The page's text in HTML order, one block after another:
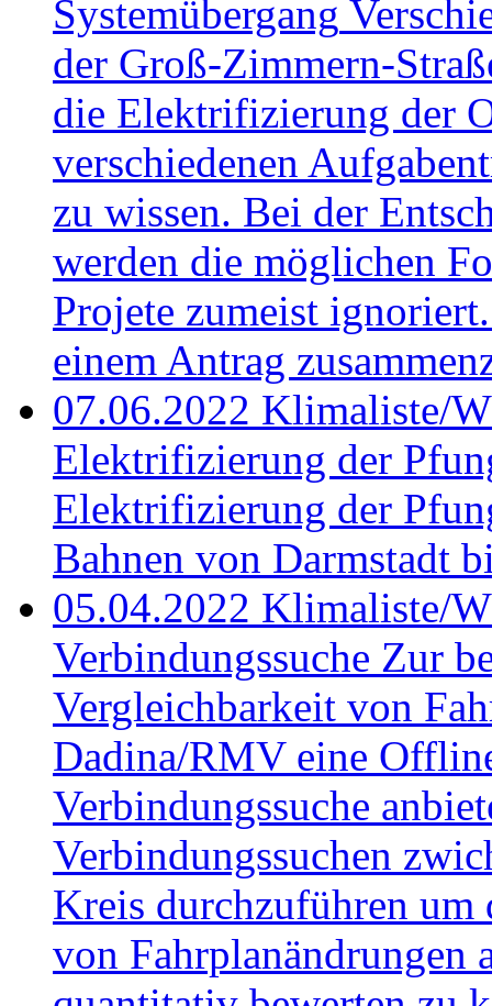
Systemübergang
der Groß-Zimmern-
die Elektrifizierung der
verschiedenen
zu wissen. Bei der
werden die möglichen
Projete zumeist
einem Antrag
07.06.2022 Klimaliste/
Elektrifizierung der
Elektrifizierung der
Bahnen von Darmstadt
05.04.2022 Klimaliste/
Verbindungssuche Zur
Vergleichbarkeit von
Dadina/RMV eine
Verbindungssuche
Verbindungssuchen
Kreis durchzuführen um
von Fahrplanändrungen